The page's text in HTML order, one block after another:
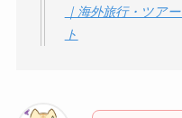
｜海外旅行・ツア
ト